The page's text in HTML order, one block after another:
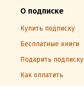
О подписке
Купить подписку
Бесплатные книги
Подарить подписку
Как оплатить